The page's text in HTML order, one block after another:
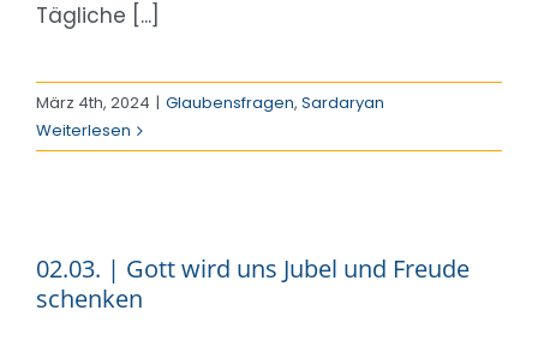
Tägliche [...]
März 4th, 2024 | Glaubensfragen, Sardaryan
Weiterlesen
02.03. | Gott wird uns Jubel und Freude
schenken